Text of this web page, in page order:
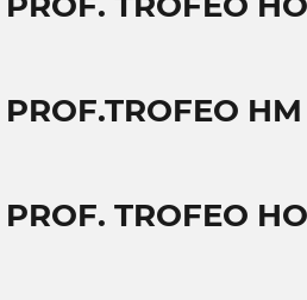
PROF.TROFEO
PROF. TROFEO